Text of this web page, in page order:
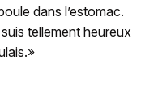
dans l’estomac.
tellement heureux